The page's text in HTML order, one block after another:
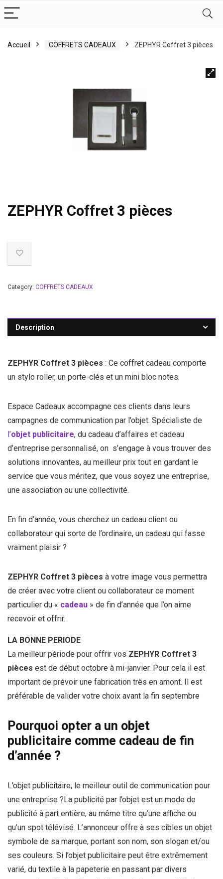
Accueil COFFRETS CADEAUX ZEPHYR Coffret 3 pièces
ZEPHYR Coffret 3 pièces
Category: COFFRETS CADEAUX
Description
ZEPHYR Coffret 3 pièces : Ce coffret cadeau comporte
un stylo roller, un porte-clés et un mini bloc notes.
Espace Cadeaux accompagne ces clients dans leurs
campagnes de communication par l’objet. Spécialiste de
l’objet publicitaire, du cadeau d’affaires et cadeau
d’entreprise personnalisé, on s’engage à vous trouver des
solutions innovantes, au meilleur prix tout en gardant le
service que vous méritez, que vous soyez une entreprise,
une association ou une collectivité.
En fin d’année, vous cherchez un cadeau client ou
collaborateur qui sorte de l’ordinaire, un cadeau qui fasse
vraiment plaisir ?
ZEPHYR Coffret 3 pièces à votre image vous permettra
de créer avec votre client ou collaborateur ce moment
particulier du « cadeau » de fin d’année que l’on aime
recevoir et offrir.
LA BONNE PERIODE
La meilleur période pour offrir vos ZEPHYR Coffret 3
pièces est de début octobre à mi-janvier. Pour cela il est
important de prévoir une fabrication très en amont. Il est
préférable de valider votre choix avant la fin septembre
Pourquoi opter a un objet
publicitaire comme cadeau de fin
d’année ?
L’objet publicitaire, le meilleur outil de communication pour
une entreprise ?La publicité par l’objet est un mode de
publicité à part entière, au même titre qu’une affiche ou
qu’un spot télévisé. L’annonceur offre à ses cibles un objet
symbole de sa marque, portant son nom, son slogan et/ou
ses couleurs. Si l’objet publicitaire peut être extrêmement
varié, du textile à la papeterie en passant par divers